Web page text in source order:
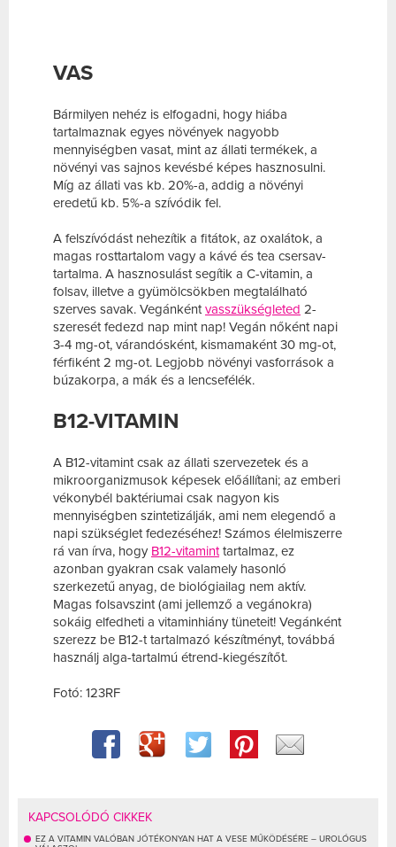
VAS
Bármilyen nehéz is elfogadni, hogy hiába
tartalmaznak egyes növények nagyobb
mennyiségben vasat, mint az állati termékek, a
növényi vas sajnos kevésbé képes hasznosulni.
Míg az állati vas kb. 20%-a, addig a növényi
eredetű kb. 5%-a szívódik fel.
A felszívódást nehezítik a fitátok, az oxalátok, a
magas rosttartalom vagy a kávé és tea csersav-
tartalma. A hasznosulást segítik a C-vitamin, a
folsav, illetve a gyümölcsökben megtalálható
szerves savak. Vegánkéntvasszükségleted 2-
szeresét fedezd nap mint nap! Vegán nőként napi
3-4 mg-ot, várandósként, kismamaként 30 mg-ot,
férfiként 2 mg-ot. Legjobb növényi vasforrások a
búzakorpa, a mák és a lencsefélék.
B12-VITAMIN
A B12-vitamint csak az állati szervezetek és a
mikroorganizmusok képesek előállítani; az emberi
vékonybél baktériumai csak nagyon kis
mennyiségben szintetizálják, ami nem elegendő a
napi szükséglet fedezéséhez! Számos élelmiszerre
rá van írva, hogy B12-vitaminttartalmaz, ez
azonban gyakran csak valamely hasonló
szerkezetű anyag, de biológiailag nem aktív.
Magas folsavszint (ami jellemző a vegánokra)
sokáig elfedheti a vitaminhiány tüneteit! Vegánként
szerezz be B12-t tartalmazó készítményt, továbbá
használj alga-tartalmú étrend-kiegészítőt.
Fotó: 123RF
KAPCSOLÓDÓ CIKKEK
EZ A VITAMIN VALÓBAN JÓTÉKONYAN HAT A VESE MŰKÖDÉSÉRE – UROLÓGUS